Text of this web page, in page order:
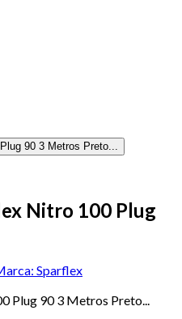
Nitro 100 Plug
Sparflex
Plug 90 3 Metros Preto...